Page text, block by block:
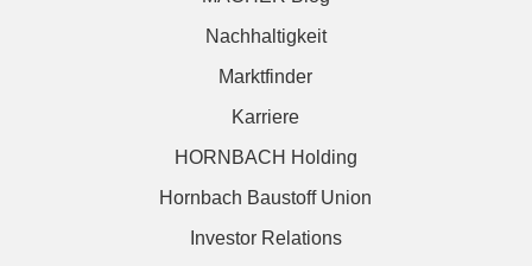
Nachhaltigkeit
Marktfinder
Karriere
HORNBACH Holding
Hornbach Baustoff Union
Investor Relations